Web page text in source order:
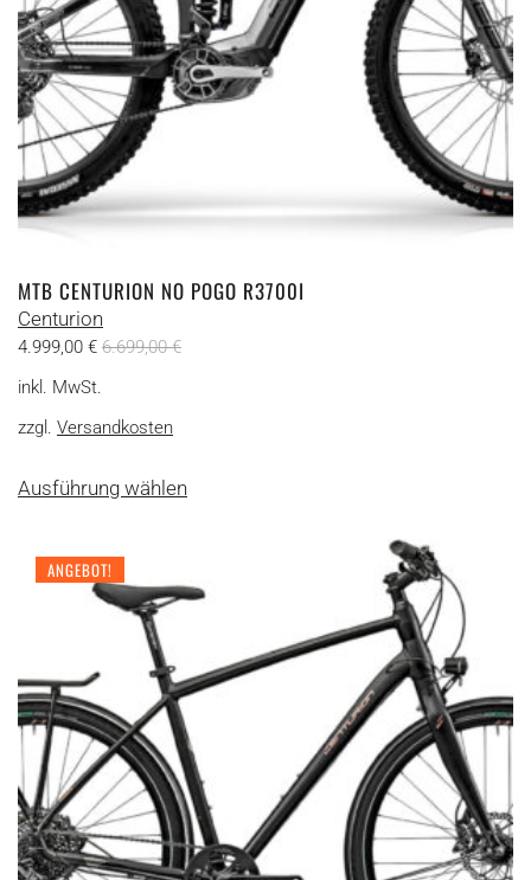
MTB CENTURION NO POGO R3700I
Centurion
4.999,00 € 6.699,00€
inkl. MwSt.
zzgl. Versandkosten
Ausführung wählenProdukt
Varianten
Optionen
können
auf
der
Produktseite
gewählt
werden
ANGEBOT!